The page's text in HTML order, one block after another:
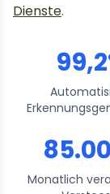
Dienste.
Monatlich